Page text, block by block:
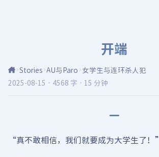
开端
Stories AU与Paro 女学生与连环杀人犯
2025-08-15 · 4568 字 · 15 分钟
一
“真不敢相信，我们就要成为大学生了！”